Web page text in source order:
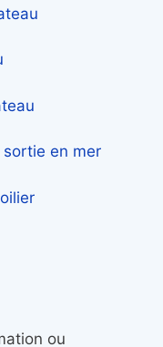
en mer
ou